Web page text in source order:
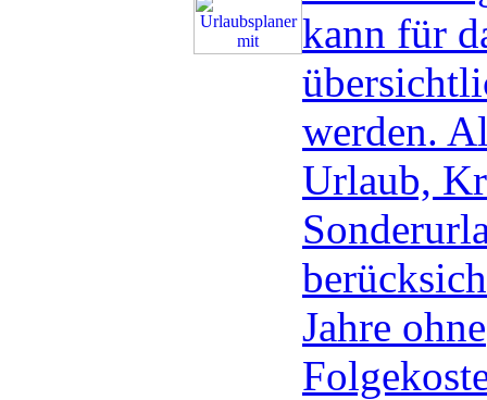
kann für
werden.
Urlaub,
Jahre ohne